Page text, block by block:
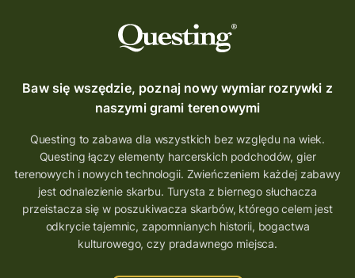
Baw się wszędzie, poznaj nowy wymiar rozrywki z
naszymi grami terenowymi
Questing to zabawa dla wszystkich bez względu na wiek.
Questing łączy elementy harcerskich podchodów, gier
terenowych i nowych technologii. Zwieńczeniem każdej zabawy
jest odnalezienie skarbu. Turysta z biernego słuchacza
przeistacza się w poszukiwacza skarbów, którego celem jest
odkrycie tajemnic, zapomnianych historii, bogactwa
kulturowego, czy pradawnego miejsca.